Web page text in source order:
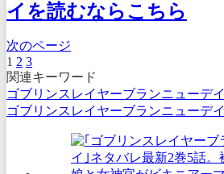
イを読むならこちら
次のページ
1 2 3
関連キーワード
ゴブリンスレイヤーブランニューデイ
ゴブリンスレイヤーブランニューデイ